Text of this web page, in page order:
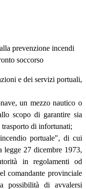
prevenzione incendi
soccorso
e dei servizi portuali,
un mezzo nautico o
scopo di garantire sia
di infortunati;
portuale", di cui
legge 27 dicembre 1973,
in regolamenti od
comandante provinciale
possibilità di avvalersi